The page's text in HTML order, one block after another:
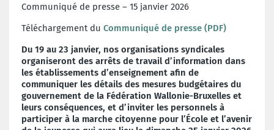
Communiqué de presse – 15 janvier 2026
Téléchargement du Communiqué de presse (PDF)
Du 19 au 23 janvier, nos organisations syndicales
organiseront des arrêts de travail d’information dans
les établissements d’enseignement afin de
communiquer les détails des mesures budgétaires du
gouvernement de la Fédération Wallonie-Bruxelles et
leurs conséquences, et d’inviter les personnels à
participer à la marche citoyenne pour l’École et l’avenir